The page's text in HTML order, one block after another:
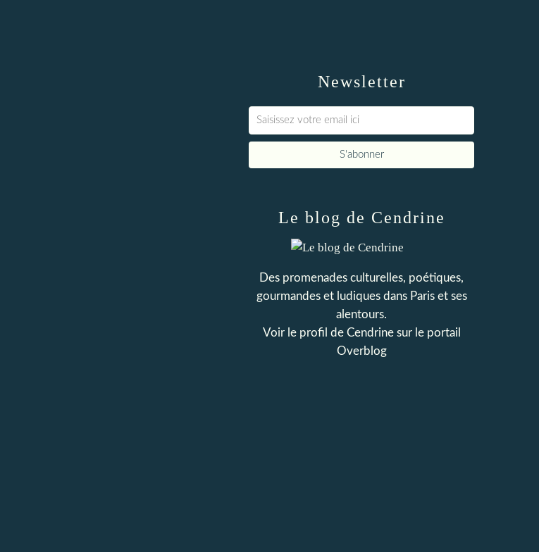
Newsletter
Le blog de Cendrine
Des promenades culturelles, poétiques,
gourmandes et ludiques dans Paris et ses
alentours.
Voir le profil de Cendrinesur le portail
Overblog